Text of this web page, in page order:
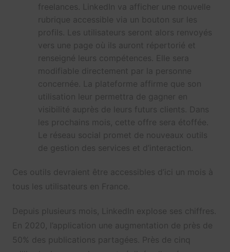
freelances. LinkedIn va afficher une nouvelle
rubrique accessible via un bouton sur les
profils. Les utilisateurs seront alors renvoyés
vers une page où ils auront répertorié et
renseigné leurs compétences. Elle sera
modifiable directement par la personne
concernée. La plateforme affirme que son
utilisation leur permettra de gagner en
visibilité auprès de leurs futurs clients. Dans
les prochains mois, cette offre sera étoffée.
Le réseau social promet de nouveaux outils
de gestion des services et d’interaction.
Ces outils devraient être accessibles d’ici un mois à
tous les utilisateurs en France.
Depuis plusieurs mois, LinkedIn explose ses chiffres.
En 2020, l’application une augmentation de près de
50% des publications partagées. Près de cinq